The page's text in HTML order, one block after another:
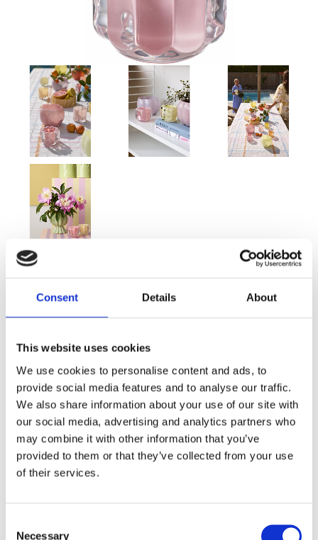
Consent Details About
This website uses cookies
We use cookies to personalise content and ads, to
provide social media features and to analyse our traffic.
We also share information about your use of our site with
our social media, advertising and analytics partners who
may combine it with other information that you’ve
provided to them or that they’ve collected from your use
of their services.
Necessary
99,00KR
st KÖP